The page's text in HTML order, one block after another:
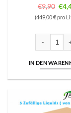
€9,90 €
(449,00 € pro
Just Juice
IN DEN